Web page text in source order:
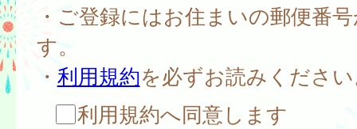
・ご登録にはお住まいの郵便番
す。
・ 利用規約を必ずお読みくださ
利用規約へ同意します